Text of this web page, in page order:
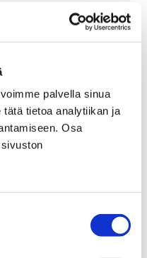
palvella sinua
tietoa analytiikan ja
Osa
kuullaan
ja joulukuun
animaatio